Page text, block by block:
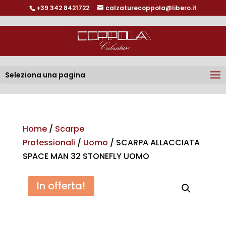
+39 342 8421722 calzaturecoppola@libero.it
Seleziona una pagina
Home/ Scarpe
Professionali / Uomo / SCARPA ALLACCIATA
SPACE MAN 32 STONEFLY UOMO
In offerta!